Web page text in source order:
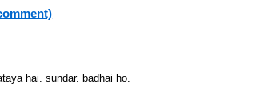
hai. sundar. badhai ho.